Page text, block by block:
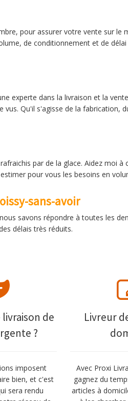
pour assurer votre vente sur le
de conditionnement et de
experte dans la livraison et la
Qu'il s'agisse de la fabrication,
par de la glace. Aidez moi
pour vous les besoins en
sans-avoir
savons répondre à toutes les
délais très réduits.
de
?
imposent
bien, et c'est
sera rendu
Livreur
Avec Proxi
gagnez du
articles à